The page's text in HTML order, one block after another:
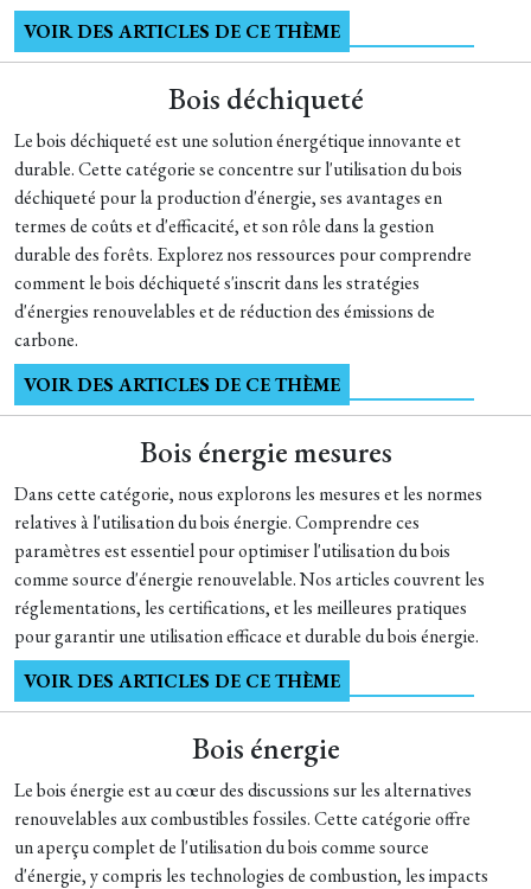
VOIR DES ARTICLES DE CE THÈME
Bois déchiqueté
Le bois déchiqueté est une solution énergétique innovante et
durable. Cette catégorie se concentre sur l'utilisation du bois
déchiqueté pour la production d'énergie, ses avantages en
termes de coûts et d'efficacité, et son rôle dans la gestion
durable des forêts. Explorez nos ressources pour comprendre
comment le bois déchiqueté s'inscrit dans les stratégies
d'énergies renouvelables et de réduction des émissions de
carbone.
VOIR DES ARTICLES DE CE THÈME
Bois énergie mesures
Dans cette catégorie, nous explorons les mesures et les normes
relatives à l'utilisation du bois énergie. Comprendre ces
paramètres est essentiel pour optimiser l'utilisation du bois
comme source d'énergie renouvelable. Nos articles couvrent les
réglementations, les certifications, et les meilleures pratiques
pour garantir une utilisation efficace et durable du bois énergie.
VOIR DES ARTICLES DE CE THÈME
Bois énergie
Le bois énergie est au cœur des discussions sur les alternatives
renouvelables aux combustibles fossiles. Cette catégorie offre
un aperçu complet de l'utilisation du bois comme source
d'énergie, y compris les technologies de combustion, les impacts